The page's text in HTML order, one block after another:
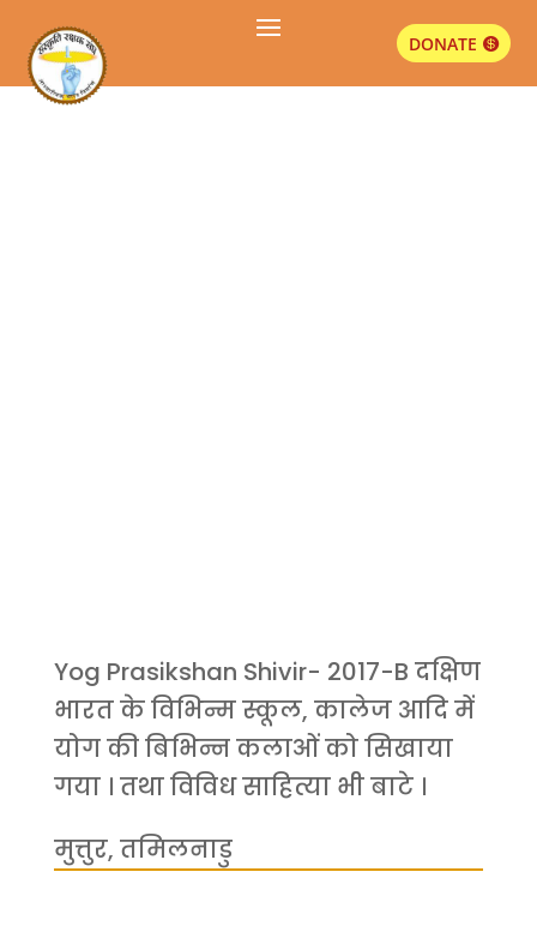
DONATE
Yog Prasikshan Shivir- 2017-B दक्षिण
भारत के विभिन्म स्कूल, कालेज आदि में
योग की बिभिन्न कलाओं को सिखाया
गया । तथा विविध साहित्या भी बाटे ।
मुत्तुर, तमिलनाडु